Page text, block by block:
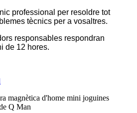
professional per resoldre tot
tècnics per a vosaltres.
responsables respondran
de 12 hores.